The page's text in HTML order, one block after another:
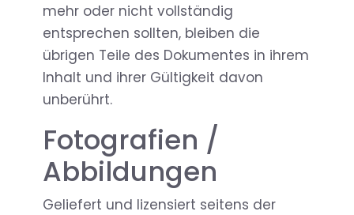
mehr oder nicht vollständig
entsprechen sollten, bleiben die
übrigen Teile des Dokumentes in ihrem
Inhalt und ihrer Gültigkeit davon
unberührt.
Fotografien /
Abbildungen
Geliefert und lizensiert seitens der